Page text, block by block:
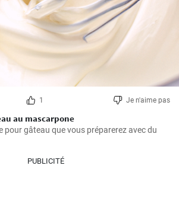
1 Je n'aime pas
au mascarpone
pour gâteau que vous préparerez avec du
PUBLICITÉ